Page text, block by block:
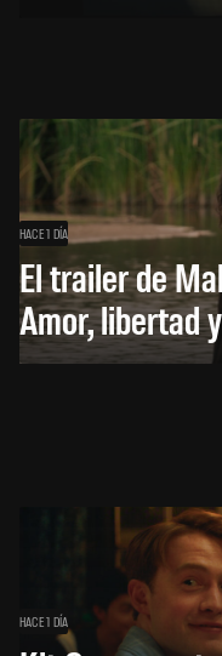
HACE 1 DÍA
El trailer de
Amor, libertad
HACE 1 DÍA